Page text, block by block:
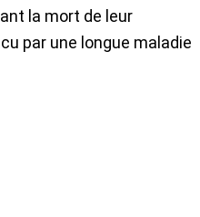
la mort de leur
par une longue maladie